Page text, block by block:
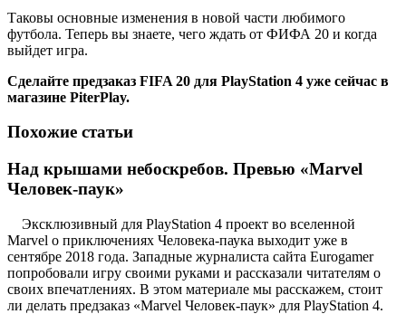
Таковы основные изменения в новой части любимого
футбола. Теперь вы знаете, чего ждать от ФИФА 20 и когда
выйдет игра.
Сделайте предзаказ FIFA 20 для PlayStation 4 уже сейчас в
магазине PiterPlay.
Похожие статьи
Над крышами небоскребов. Превью «Marvel
Человек-паук»
Эксклюзивный для PlayStation 4 проект во вселенной
Marvel о приключениях Человека-паука выходит уже в
сентябре 2018 года. Западные журналиста сайта Eurogamer
попробовали игру своими руками и рассказали читателям о
своих впечатлениях. В этом материале мы расскажем, стоит
ли делать предзаказ «Marvel Человек-паук» для PlayStation 4.